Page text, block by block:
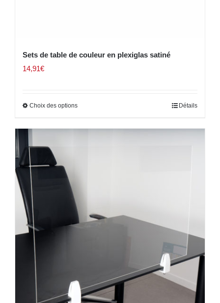
Sets de table de couleur en plexiglas satiné
14,91€
Choix des options Détails